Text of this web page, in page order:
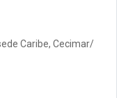
Caribe, Cecimar/